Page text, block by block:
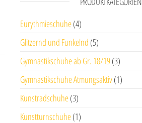
Eurythmieschuhe(4)
Glitzernd und Funkelnd (5)
Gymnastikschuhe ab Gr. 18/19(3)
Gymnastikschuhe Atmungsaktiv(1)
Kunstradschuhe(3)
Kunstturnschuhe(1)